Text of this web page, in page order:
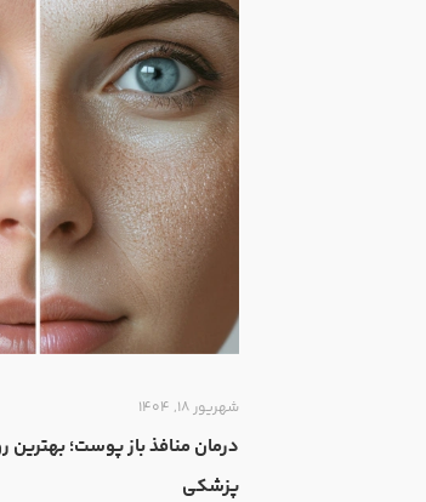
شهریور ۱۸, ۱۴۰۴
درمان منافذ باز پوست؛
پزشکی